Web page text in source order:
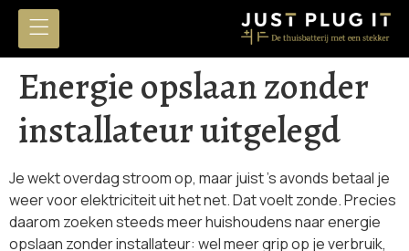
Energie opslaan zonder
installateur uitgelegd
Je wekt overdag stroom op, maar juist ’s avonds betaal je
weer voor elektriciteit uit het net. Dat voelt zonde. Precies
daarom zoeken steeds meer huishoudens naar energie
opslaan zonder installateur: wel meer grip op je verbruik,